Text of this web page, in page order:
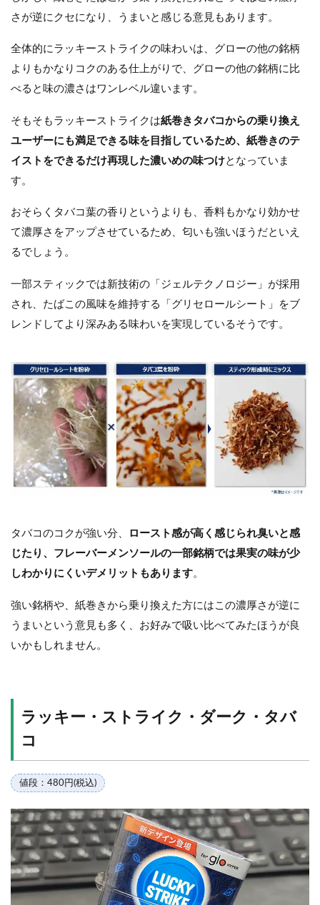
さが逆にクセになり、うまいと感じる意見もあります。
全体的にラッキーストライクの味わいは、グローの他の銘柄
よりもかなりコクのある仕上がりで、グローの他の銘柄に比
べると味の濃さはワンレベル違います。
そもそもラッキーストライクは紙巻きタバコからの乗り換え
ユーザーにも満足できる味を目指しているため、紙巻きのテ
イストをできるだけ再現した濃いめの味つけとなっていま
す。
おそらくタバコ葉の香りというよりも、香料もかなり効かせ
て濃厚さをアップさせているため、匂いも強いほうだといえ
るでしょう。
一部スティックでは新技術の「ジェルテクノロジー」が採用
され、たばこの風味を維持する「グリセロールシート」をブ
レンドしてより深みある味わいを実現しているそうです。
タバコのコクが強い分、
ロースト感が高く感じられ臭いと感
じたり、フレーバーメンソールの一部銘柄では果実の味が少
しわかりにくいデメリットもあります。
強い銘柄や、紙巻きから乗り換えた方にはこの濃厚さが逆に
うまいという意見も多く、お好みで吸い比べてみたほうが良
いかもしれません。
ラッキー・ストライク・ダーク・タバ
コ
値段：480円(税込)